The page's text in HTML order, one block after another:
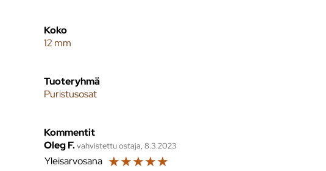
Koko
12 mm
Tuoteryhmä
Puristusosat
Kommentit
Oleg F.vahvistettu ostaja, 8.3.2023
Yleisarvosana ☆☆☆☆☆